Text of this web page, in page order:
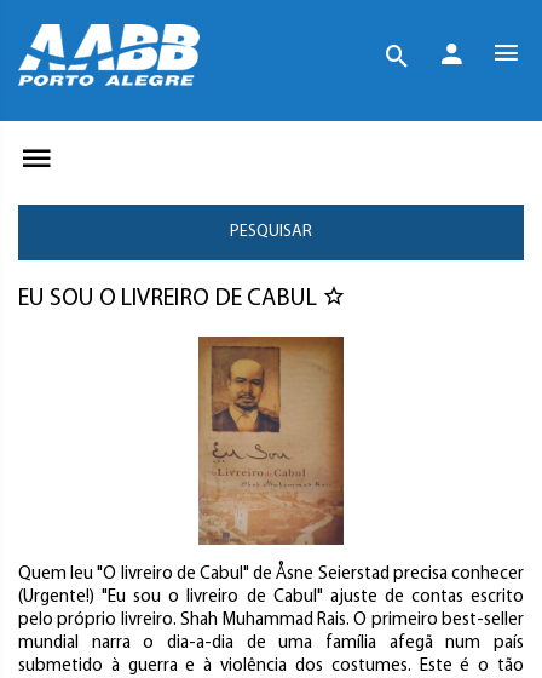
PESQUISAR
EU SOU O LIVREIRO DE CABUL
Quem leu "O livreiro de Cabul" de Åsne Seierstad precisa conhecer
(Urgente!) "Eu sou o livreiro de Cabul" ajuste de contas escrito
pelo próprio livreiro. Shah Muhammad Rais. O primeiro best-seller
mundial narra o dia-a-dia de uma família afegã num país
submetido à guerra e à violência dos costumes. Este é o tão